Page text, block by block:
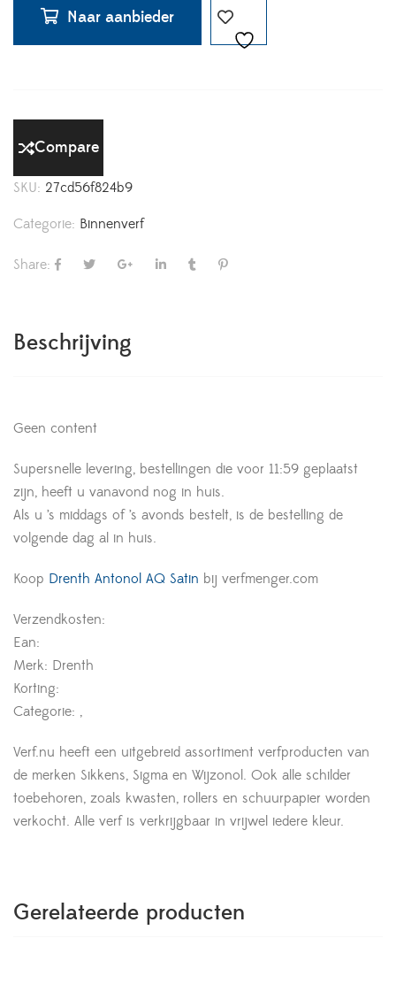
Naar aanbieder
Compare
SKU: 27cd56f824b9
Categorie: Binnenverf
Share:
Beschrijving
Geen content
Supersnelle levering, bestellingen die voor 11:59 geplaatst
zijn, heeft u vanavond nog in huis.
Als u ’s middags of ’s avonds bestelt, is de bestelling de
volgende dag al in huis.
Koop Drenth Antonol AQ Satin bij verfmenger.com
Verzendkosten:
Ean:
Merk: Drenth
Korting:
Categorie: ,
Verf.nu heeft een uitgebreid assortiment verfproducten van
de merken Sikkens, Sigma en Wijzonol. Ook alle schilder
toebehoren, zoals kwasten, rollers en schuurpapier worden
verkocht. Alle verf is verkrijgbaar in vrijwel iedere kleur.
Gerelateerde producten